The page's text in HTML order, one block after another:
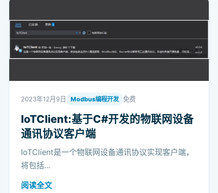
2023年12月9日 Modbus编程开发 免费
IoTClient:基于C#开发的物联网设备
通讯协议客户端
IoTClient是一个物联网设备通讯协议实现客户端，
将包括...
阅读全文